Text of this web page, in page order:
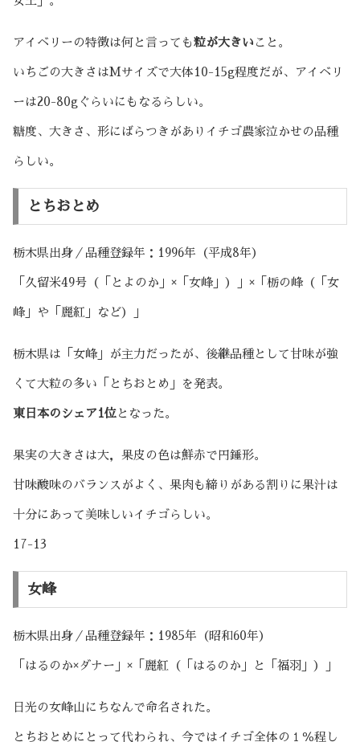
アイベリーの特徴は何と言っても 粒が大きい こと。
いちごの大きさはMサイズで大体10-15g程度だが、アイベリ
ーは20-80gぐらいにもなるらしい。
糖度、大きさ、形にばらつきがありイチゴ農家泣かせの品種
らしい。
とちおとめ
栃木県出身／品種登録年：1996年（平成8年）
「久留米49号（「とよのか」×「女峰」）」×「栃の峰（「女
峰」や「麗紅」など）」
栃木県は「女峰」が主力だったが、後継品種として甘味が強
くて大粒の多い「とちおとめ」を発表。
東日本のシェア1位 となった。
果実の大きさは大，果皮の色は鮮赤で円錘形。
甘味酸味のバランスがよく、果肉も締りがある割りに果汁は
十分にあって美味しいイチゴらしい。
17-13
女峰
栃木県出身／品種登録年：1985年（昭和60年）
「はるのか×ダナー」×「麗紅（「はるのか」と「福羽」）」
日光の女峰山にちなんで命名された。
とちおとめにとって代わられ、今ではイチゴ全体の１％程し